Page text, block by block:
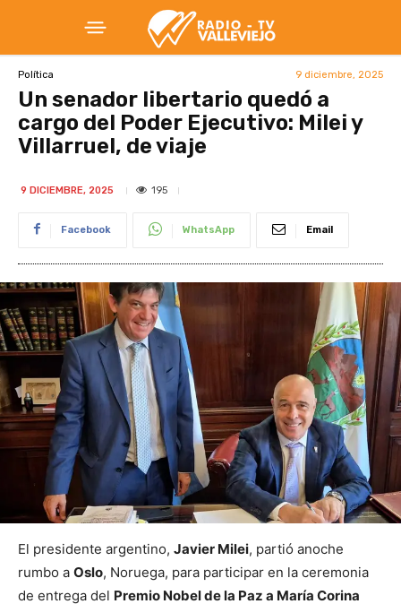
Política 9 diciembre, 2025
Un senador libertario quedó a
cargo del Poder Ejecutivo: Milei y
Villarruel, de viaje
9 DICIEMBRE, 2025 195
Facebook WhatsApp Email
El presidente argentino, Javier Milei, partió anoche
rumbo a Oslo, Noruega, para participar en la ceremonia
de entrega del Premio Nobel de la Paz a María Corina